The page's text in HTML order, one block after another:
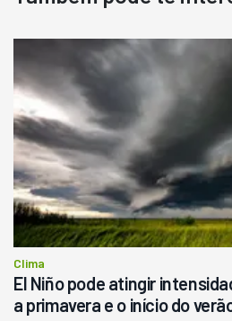
Destaque
Usado
Pá Carregadeira Cat 966
Ano 1987
Londrina
R$ 145.000
Consultar
Clima
El Niño pode atingir
a primavera e o início do